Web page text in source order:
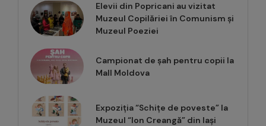
Elevii din Popricani au vizitat
Muzeul Copilăriei în Comunism și
Muzeul Poeziei
Campionat de șah pentru copii la
Mall Moldova
Expoziția “Schițe de poveste” la
Muzeul “Ion Creangă” din Iași